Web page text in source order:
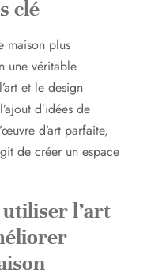
clé
maison plus
une véritable
et le design
d’idées de
d’art parfaite,
de créer un espace
l’art